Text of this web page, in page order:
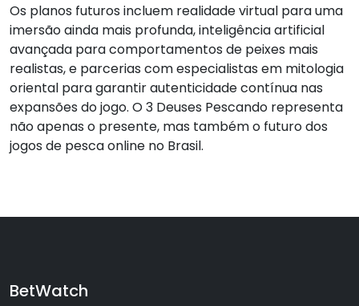
Os planos futuros incluem realidade virtual para uma
imersão ainda mais profunda, inteligência artificial
avançada para comportamentos de peixes mais
realistas, e parcerias com especialistas em mitologia
oriental para garantir autenticidade contínua nas
expansões do jogo. O 3 Deuses Pescando representa
não apenas o presente, mas também o futuro dos
jogos de pesca online no Brasil.
BetWatch